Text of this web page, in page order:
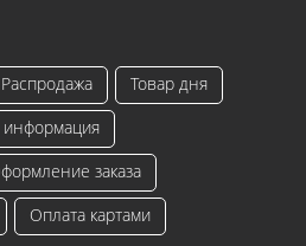
Распродажа
Товар дня
информация
заказа
Оплата картами